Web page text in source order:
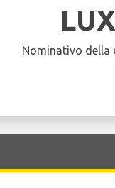
Nominativo della